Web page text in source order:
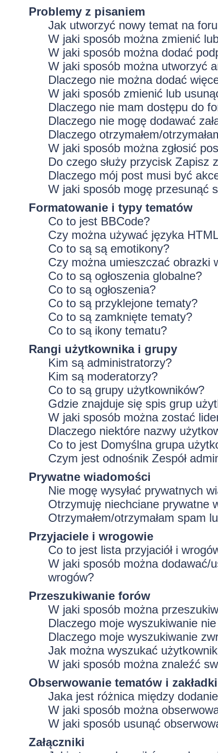
Problemy z pisaniem
Jak utworzyć nowy temat na
W jaki sposób można zmienić
W jaki sposób można dodać
W jaki sposób można utworzyć
Dlaczego nie można dodać
W jaki sposób zmienić lub
Dlaczego nie mam dostępu do
Dlaczego nie mogę dodawać
Dlaczego otrzymałem/
W jaki sposób można zgłosić
Do czego służy przycisk Zapisz
Dlaczego mój post musi być
W jaki sposób mogę przesunąć
Formatowanie i typy tematów
Co to jest BBCode?
Czy można używać języka
Co to są są emotikony?
Czy można umieszczać obrazki
Co to są ogłoszenia globalne?
Co to są ogłoszenia?
Co to są przyklejone tematy?
Co to są zamknięte tematy?
Co to są ikony tematu?
Rangi użytkownika i grupy
Kim są administratorzy?
Kim są moderatorzy?
Co to są grupy użytkowników?
Gdzie znajduje się spis grup
W jaki sposób można zostać
Dlaczego niektóre nazwy
Co to jest Domyślna grupa
Czym jest odnośnik Zespół
Prywatne wiadomości
Nie mogę wysyłać prywatnych
Otrzymuję niechciane prywatne
Otrzymałem/otrzymałam spam
Przyjaciele i wrogowie
Co to jest lista przyjaciół i
W jaki sposób można dodawać/
wrogów?
Przeszukiwanie forów
W jaki sposób można
Dlaczego moje wyszukiwanie
Dlaczego moje wyszukiwanie
Jak można wyszukać
W jaki sposób można znaleźć
Obserwowanie tematów i zakładki
Jaka jest różnica między
W jaki sposób można
W jaki sposób usunąć
Załączniki